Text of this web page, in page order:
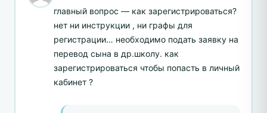
главный вопрос — как зарегистрироваться?
нет ни инструкции , ни графы для
регистрации… необходимо подать заявку на
перевод сына в др.школу. как
зарегистрироваться чтобы попасть в личный
кабинет ?